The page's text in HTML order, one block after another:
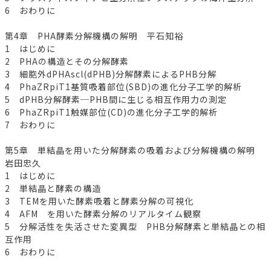
6 おわりに
第4章 PHA酵素分解機構の解明 平石知裕
1 はじめに
2 PHAの構造とその分解酵素
3 細胞外dPHAscl(dPHB)分解酵素によるPHB分解
4 PhaZRpiT1基質吸着部位(SBD)の進化分子工学的解析
5 dPHB分解酵素─PHB間に生じる相互作用力の測定
6 PhaZRpiT1触媒部位(CD)の進化分子工学的解析
7 おわりに
第5章 単結晶を用いた分解酵素の吸着および分解機構の解明
岩田忠久
1 はじめに
2 単結晶と酵素の構造
3 TEMを用いた酵素吸着と酵素分解の可視化
4 AFM を用いた酵素分解のリアルタイム観察
5 分解活性を失活させた変異型 PHB分解酵素と単結晶との相
互作用
6 おわりに